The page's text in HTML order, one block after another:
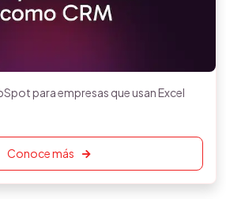
para empresas que usan Excel
Conoce más